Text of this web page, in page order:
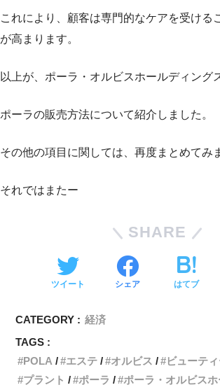
これにより、顧客は専門的なケアを受ける
が高まります。
以上が、ポーラ・オルビスホールディング
ポーラの販売方法について紹介しました。
その他の項目に関しては、再度まとめてみ
それではまたー
SHARE
ツイート シェア はてブ
CATEGORY : 経済
TAGS :
POLA
エステ オルビス
ビューテ
プラント
ポーラ
ポーラ・オルビス